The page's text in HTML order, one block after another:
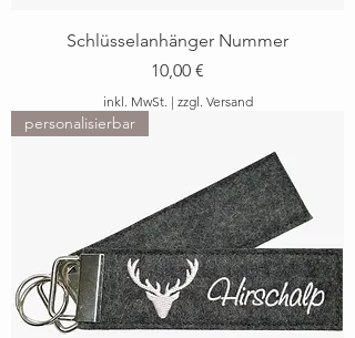
Schlüsselanhänger Nummer
Preis
10,00 €
inkl. MwSt. | zzgl. Versand
personalisierbar